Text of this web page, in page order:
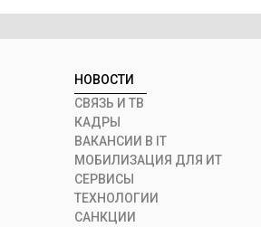
НОВОСТИ
СВЯЗЬ И ТВ
КАДРЫ
ВАКАНСИИ В IT
МОБИЛИЗАЦИЯ ДЛЯ ИТ
СЕРВИСЫ
ТЕХНОЛОГИИ
САНКЦИИ